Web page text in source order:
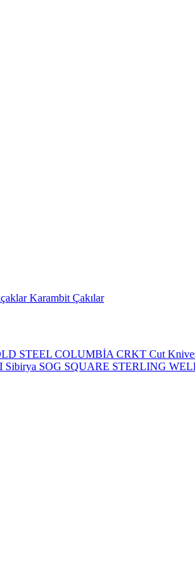
Karambit Çakılar
STEEL COLUMBİA CRKT Cut
Sibirya SOG SQUARE STERLING